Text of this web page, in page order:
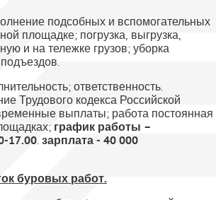
подсобных и вспомогательных
площадке; погрузка, выгрузка,
и на тележке грузов; уборка
ответственность.
Трудового кодекса Российской
выплаты; работа постоянная
график работы –
17.00. зарплата - 40 000
буровых работ.